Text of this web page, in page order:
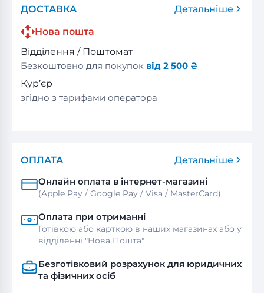
ДОСТАВКА
Детальніше
Нова пошта
Відділення / Поштомат
Безкоштовно для покупок від 2 500 ₴
Кур’єр
згідно з тарифами оператора
ОПЛАТА
Детальніше
Онлайн оплата в інтернет-магазині
(Apple Pay / Google Pay / Visa / MasterСard)
Оплата при отриманні
Готівкою або карткою в наших магазинах або у
відділенні "Нова Пошта"
Безготівковий розрахунок для юридичних
та фізичних осіб